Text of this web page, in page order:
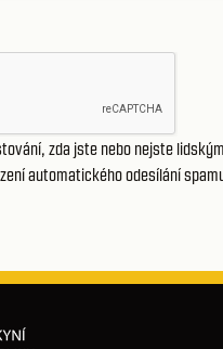
zda jste nebo nejste lidským
automatického odesílání